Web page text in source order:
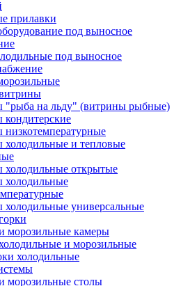
прилавки
под выносное
под выносное
"рыба на льду" (витрины рыбные)
и тепловые
открытые
холодильные
универсальные
морозильные камеры
и морозильные
холодильные
морозильные столы